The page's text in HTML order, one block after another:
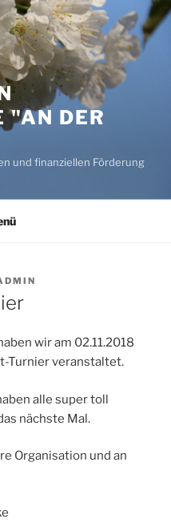
"AN DER
und finanziellen Förderung
wir am 02.11.2018
Turnier veranstaltet.
alle super toll
nächste Mal.
Organisation und an